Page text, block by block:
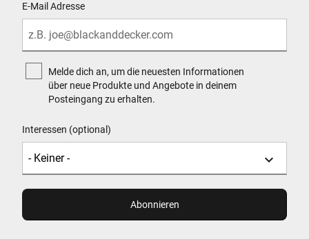
E-Mail Adresse
Melde dich an, um die neuesten Informationen
über neue Produkte und Angebote in deinem
Posteingang zu erhalten.
Interessen (optional)